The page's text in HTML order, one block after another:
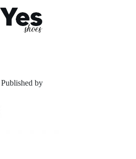
Published by